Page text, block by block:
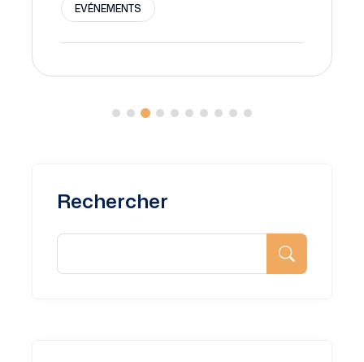
EVÉNEMENTS
Rechercher